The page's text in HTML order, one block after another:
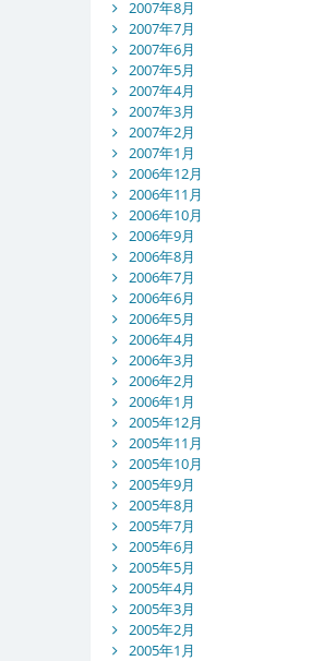
2007年8月
2007年7月
2007年6月
2007年5月
2007年4月
2007年3月
2007年2月
2007年1月
2006年12月
2006年11月
2006年10月
2006年9月
2006年8月
2006年7月
2006年6月
2006年5月
2006年4月
2006年3月
2006年2月
2006年1月
2005年12月
2005年11月
2005年10月
2005年9月
2005年8月
2005年7月
2005年6月
2005年5月
2005年4月
2005年3月
2005年2月
2005年1月